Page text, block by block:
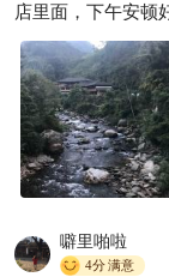
店里面，下午安顿
路往里走原来是另
路刚走进去的时候
什么特别，还有一
不堪的样子，但是
奇心要去找找源头。 我们沿着溪边的小山路一直往里走，
停拍拍照，溪水特
说，里面有一个矮
子，所谓的螃蟹沟
噼里啪啦
4分满意